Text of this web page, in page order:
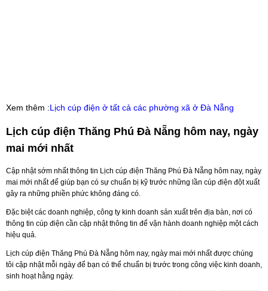
Xem thêm :Lịch cúp điện ở tất cả các phường xã ở Đà Nẵng
Lịch cúp điện Thăng Phú Đà Nẵng hôm nay, ngày
mai mới nhất
Cập nhật sớm nhất thông tin Lịch cúp điện Thăng Phú Đà Nẵng hôm nay, ngày
mai mới nhất để giúp bạn có sự chuẩn bị kỹ trước những lần cúp điện đột xuất
gây ra những phiền phức không đáng có.
Đặc biệt các doanh nghiệp, công ty kinh doanh sản xuất trên địa bàn, nơi có
thông tin cúp điện cần cập nhật thông tin để vận hành doanh nghiệp một cách
hiệu quả.
Lịch cúp điện Thăng Phú Đà Nẵng hôm nay, ngày mai mới nhất được chúng
tôi cập nhật mỗi ngày để bạn có thể chuẩn bị trước trong công việc kinh doanh,
sinh hoạt hằng ngày.